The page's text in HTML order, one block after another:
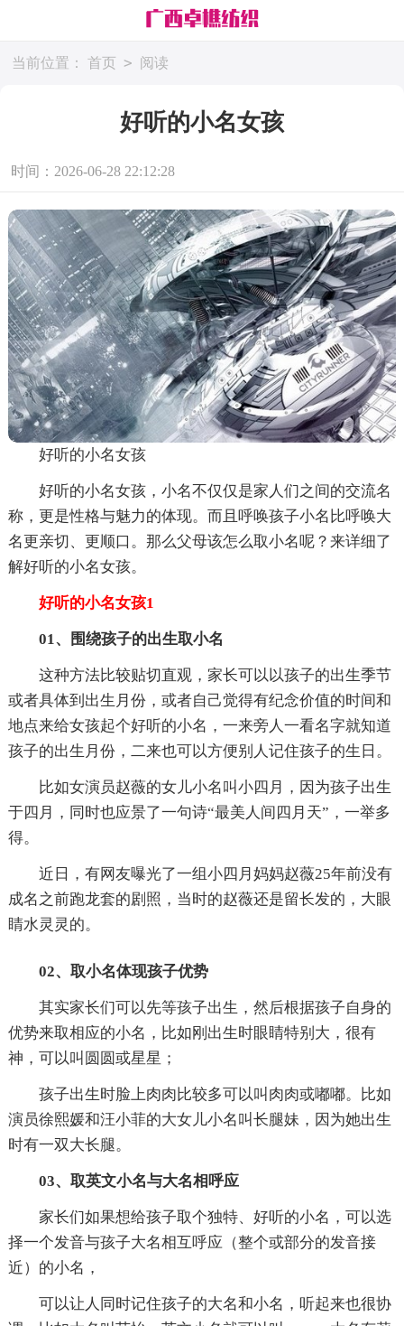
当前位置： 首页 > 阅读
好听的小名女孩
时间：2026-06-28 22:12:28
好听的小名女孩
好听的小名女孩，小名不仅仅是家人们之间的交流名
称，更是性格与魅力的体现。而且呼唤孩子小名比呼唤大
名更亲切、更顺口。那么父母该怎么取小名呢？来详细了
解好听的小名女孩。
好听的小名女孩1
01、围绕孩子的出生取小名
这种方法比较贴切直观，家长可以以孩子的出生季节
或者具体到出生月份，或者自己觉得有纪念价值的时间和
地点来给女孩起个好听的小名，一来旁人一看名字就知道
孩子的出生月份，二来也可以方便别人记住孩子的生日。
比如女演员赵薇的女儿小名叫小四月，因为孩子出生
于四月，同时也应景了一句诗“最美人间四月天”，一举多
得。
近日，有网友曝光了一组小四月妈妈赵薇25年前没有
成名之前跑龙套的剧照，当时的赵薇还是留长发的，大眼
睛水灵灵的。
02、取小名体现孩子优势
其实家长们可以先等孩子出生，然后根据孩子自身的
优势来取相应的小名，比如刚出生时眼睛特别大，很有
神，可以叫圆圆或星星；
孩子出生时脸上肉肉比较多可以叫肉肉或嘟嘟。比如
演员徐熙媛和汪小菲的大女儿小名叫长腿妹，因为她出生
时有一双大长腿。
03、取英文小名与大名相呼应
家长们如果想给孩子取个独特、好听的小名，可以选
择一个发音与孩子大名相互呼应（整个或部分的发音接
近）的小名，
可以让人同时记住孩子的大名和小名，听起来也很协